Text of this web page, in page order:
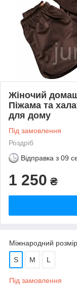
Жіночий
Піжама та
для дому
Під замовлення
Роздріб
Відправка з 09
1 250 ₴
Міжнародний розмір
S M L
Під замовлення